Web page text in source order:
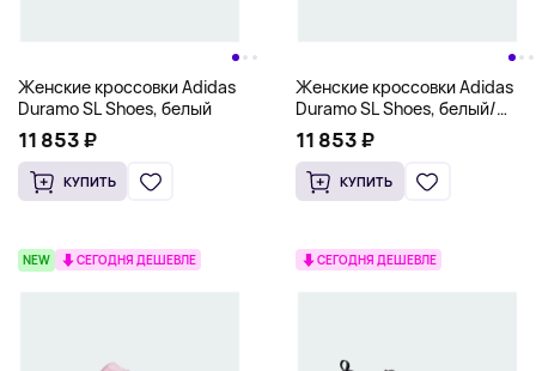
Женские кроссовки Adidas
Duramo SL Shoes, белый
11 853 ₽
КУПИТЬ
Женские кроссовки Adidas
Duramo SL Shoes, белый/
золотой
11 853 ₽
КУПИТЬ
NEW СЕГОДНЯ ДЕШЕВЛЕ СЕГОДНЯ ДЕШЕВЛЕ